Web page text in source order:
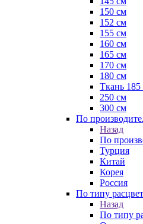
150 см
152 см
155 см
160 см
165 см
170 см
180 см
Ткань 185
250 см
300 см
По
Назад
По
Турция
Китай
Корея
Россия
По типу
Назад
По типу